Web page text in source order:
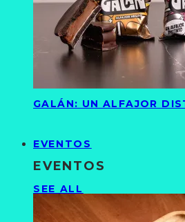
GALÁN: UN ALFAJOR
EVENTOS
EVENTOS
SEE ALL